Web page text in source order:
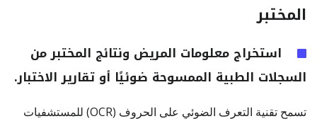
المختبر
استخراج معلومات المريض ونتائج المختبر من
السجلات الطبية الممسوحة ضوئيًا أو تقارير الاختبار.
تسمح تقنية التعرف الضوئي على الحروف (OCR) للمستشفيات